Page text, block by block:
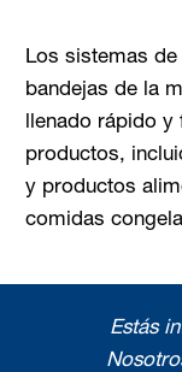
Los sistemas
bandejas de la
llenado rápido y
productos,
y productos
comidas
Estás